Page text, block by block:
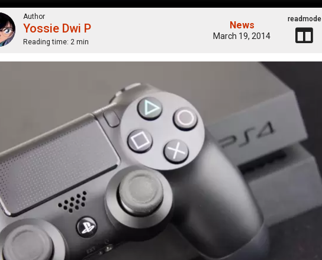
Author
Yossie Dwi P
Reading time: 2 min
News
March 19, 2014
readmode